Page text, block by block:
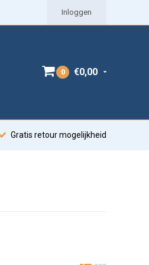
Inloggen
0 €0,00
Gratis retour mogelijkheid